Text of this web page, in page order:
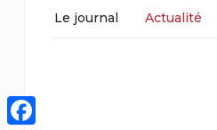
Le journal Actualité